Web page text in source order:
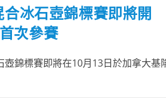
冰石壺錦標賽即將開
次參賽
壺錦標賽即將在10月13日於加拿大基